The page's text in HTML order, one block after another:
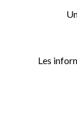
Les